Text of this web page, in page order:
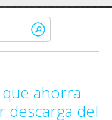
ahorra
descarga del